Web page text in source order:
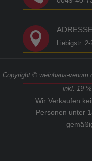

ADRESSE
Liebigstr.
Copyright © weinhaus-
inkl. 19
Wir Verkaufen
Personen unter